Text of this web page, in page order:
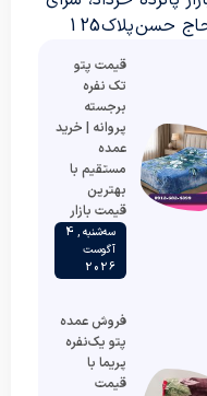
حسن پلاک 125
قیمت پتو
تک نفره
برجسته
پروانه | خرید
عمده
مستقیم با
بهترین
قیمت بازار
سه‌شنبه , 4
آگوست
2026
فروش عمده
پتو یک‌نفره
پریما با
قیمت